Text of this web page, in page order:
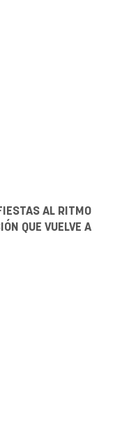
SU TRABAJO Y
PARA SU